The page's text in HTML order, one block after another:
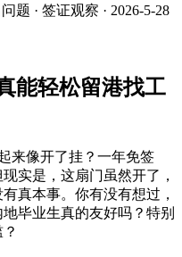
题 · 签证观察 · 2026-5-28
能轻松留港找工
来像开了挂？一年免签
实是，这扇门虽然开了，
真本事。你有没有想过，
毕业生真的友好吗？特别